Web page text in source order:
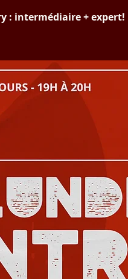
: intermédiaire + expert!